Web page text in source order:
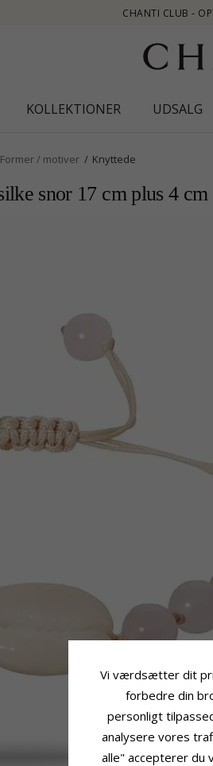
- OPTJEN POINT SE MERE - KLIK HER
KOLLEKTIONER UDSALG
Former / motiver Knyttede
snor 17 cm plus 4
Vi værdsætter dit
forbedre din
personligt
analysere vores
alle" accepterer du